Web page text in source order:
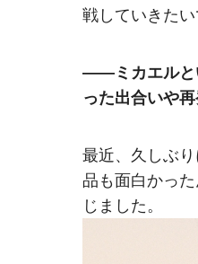
戦していきたい
――ミカエルと
った出合いや
最近、久しぶ
品も面白かっ
じました。